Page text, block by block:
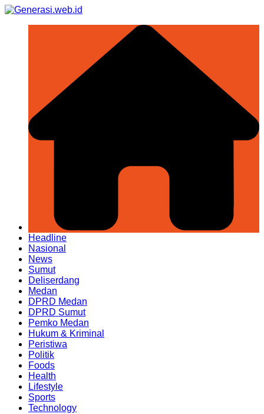
Skip
Headline
Nasional
News
Sumut
Deliserdang
Medan
DPRD Medan
DPRD Sumut
Pemko Medan
Hukum & Kriminal
Peristiwa
Politik
Foods
Health
Lifestyle
Sports
Technology